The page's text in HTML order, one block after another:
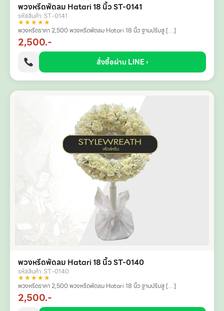
พวงหรีดพัดลม Hatari 18 นิ้ว ST-0141
รหัสสินค้า: ST-0141
★★★★★
พวงหรีดราคา 2,500 พวงหรีดพัดลม Hatari 18 นิ้ว ฐานปรับสู […]
2,500.-
สั่งซื้อผ่าน LINE ›
พวงหรีดพัดลม Hatari 18 นิ้ว ST-0140
รหัสสินค้า: ST-0140
★★★★★
พวงหรีดราคา 2,500 พวงหรีดพัดลม Hatari 18 นิ้ว ฐานปรับสู […]
2,500.-